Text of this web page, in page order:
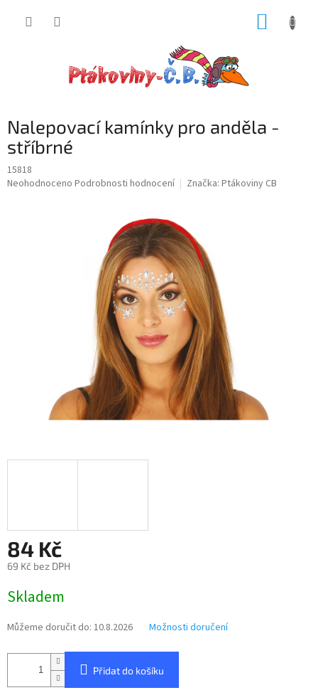
Nalepovací kamínky pro anděla -
stříbrné
15818
Průměrné
Neohodnoceno Podrobnosti hodnocení Značka: Ptákoviny CB
84 Kč
69 Kč bez DPH
cena:
Skladem
Můžeme doručit do: 10.8.2026 Možnosti doručení
Přidat do košíku